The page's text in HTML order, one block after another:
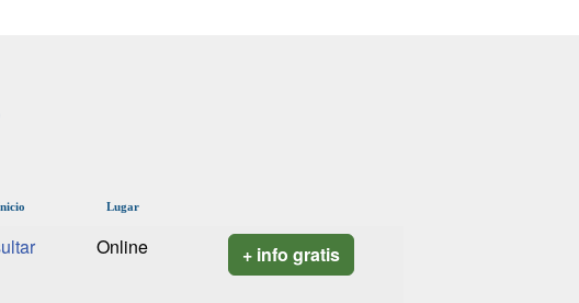
Lugar
Online + info gratis